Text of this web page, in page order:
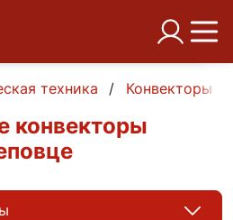
техника Конвекторы
конвекторы